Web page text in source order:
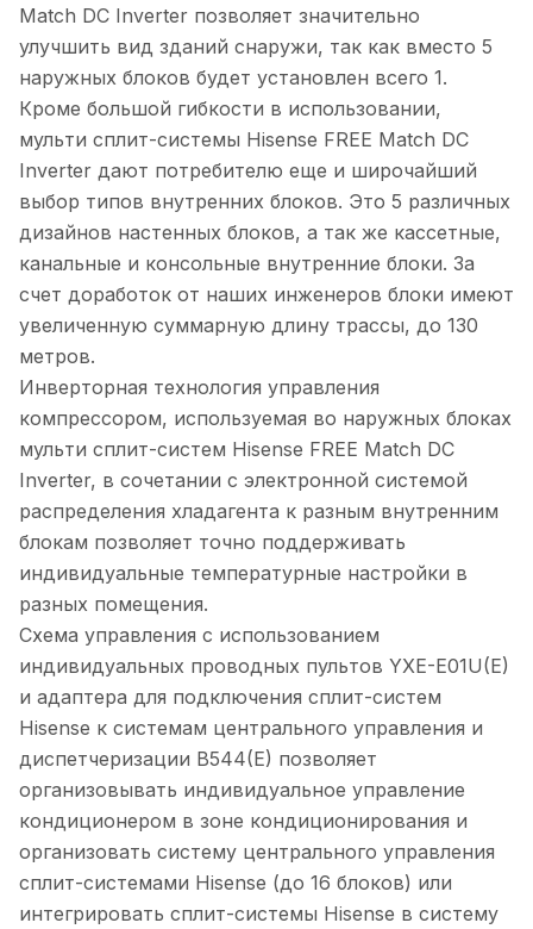
Match DC Inverter позволяет значительно
улучшить вид зданий снаружи, так как вместо 5
наружных блоков будет установлен всего 1.
Кроме большой гибкости в использовании,
мульти сплит-системы Hisense FREE Match DC
Inverter дают потребителю еще и широчайший
выбор типов внутренних блоков. Это 5 различных
дизайнов настенных блоков, а так же кассетные,
канальные и консольные внутренние блоки. За
счет доработок от наших инженеров блоки имеют
увеличенную суммарную длину трассы, до 130
метров.
Инверторная технология управления
компрессором, используемая во наружных блоках
мульти сплит-систем Hisense FREE Match DC
Inverter, в сочетании с электронной системой
распределения хладагента к разным внутренним
блокам позволяет точно поддерживать
индивидуальные температурные настройки в
разных помещения.
Схема управления с использованием
индивидуальных проводных пультов YXE-E01U(E)
и адаптера для подключения сплит-систем
Hisense к системам центрального управления и
диспетчеризации B544(E) позволяет
организовывать индивидуальное управление
кондиционером в зоне кондиционирования и
организовать систему центрального управления
сплит-системами Hisense (до 16 блоков) или
интегрировать сплит-системы Hisense в систему